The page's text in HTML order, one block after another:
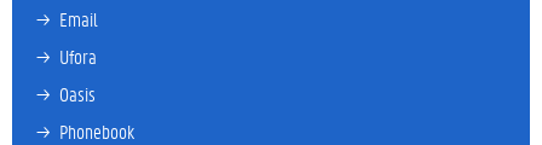
→ Email
→ Ufora
→ Oasis
→ Phonebook